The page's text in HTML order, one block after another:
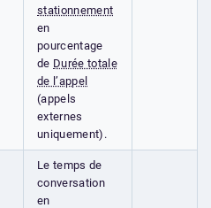
stationnement
en
pourcentage
de Durée totale
de l’appel
(appels
externes
uniquement).
Le temps de
conversation
en